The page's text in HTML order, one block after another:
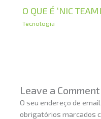
O QUE É ‘NIC
Tecnologia
Leave a Comment
O seu endereço de
obrigatórios marcados